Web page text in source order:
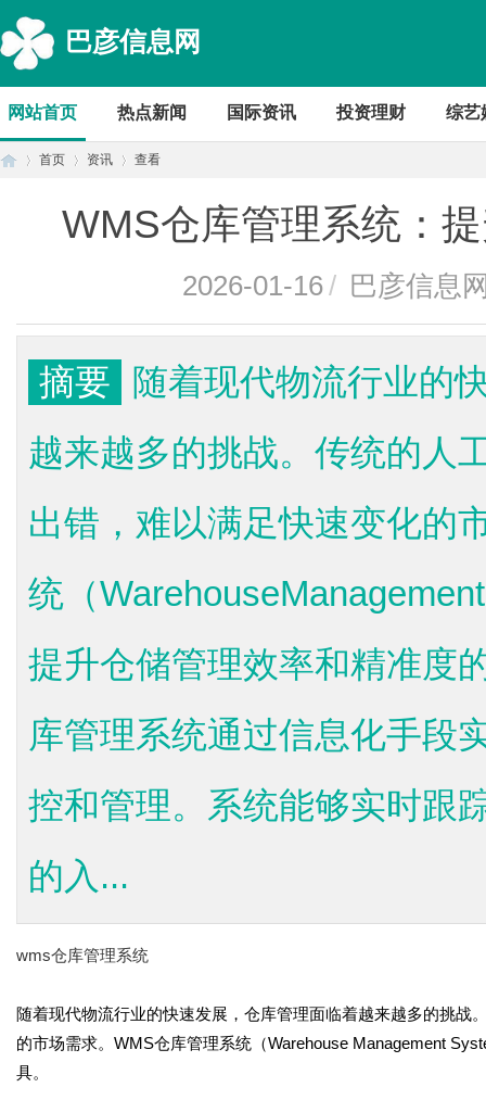
巴彦信息网
网站首页 热点新闻 国际资讯 投资理财 综艺
首页 资讯 查看
WMS仓库管理系统：
2026-01-16/ 巴彦信息
摘要
随着现代物流行业的
越来越多的挑战。传统的人
出错，难以满足快速变化的
统（
提升仓储管理效率和精准度
库管理系统通过信息化手段
控和管理。系统能够实时跟
的入...
wms仓库管理系统
随着现代物流行业的快速发展，仓库管理面临着越来越多的挑
的市场需求。WMS仓库管理系统（Warehouse Management
具。